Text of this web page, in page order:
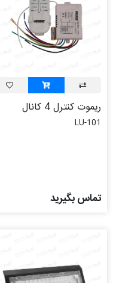
ریموت کنترل 4 کانال
LU-101
تماس بگیرید